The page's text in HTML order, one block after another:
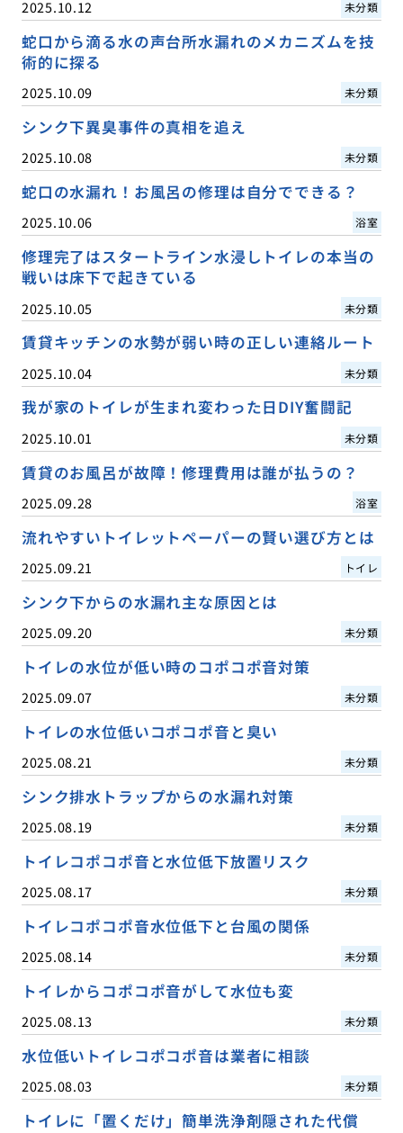
2025.10.12 未分類
蛇口から滴る水の声台所水漏れのメカニズムを技
術的に探る
2025.10.09 未分類
シンク下異臭事件の真相を追え
2025.10.08 未分類
蛇口の水漏れ！お風呂の修理は自分でできる？
2025.10.06 浴室
修理完了はスタートライン水浸しトイレの本当の
戦いは床下で起きている
2025.10.05 未分類
賃貸キッチンの水勢が弱い時の正しい連絡ルート
2025.10.04 未分類
我が家のトイレが生まれ変わった日DIY奮闘記
2025.10.01 未分類
賃貸のお風呂が故障！修理費用は誰が払うの？
2025.09.28 浴室
流れやすいトイレットペーパーの賢い選び方とは
2025.09.21 トイレ
シンク下からの水漏れ主な原因とは
2025.09.20 未分類
トイレの水位が低い時のコポコポ音対策
2025.09.07 未分類
トイレの水位低いコポコポ音と臭い
2025.08.21 未分類
シンク排水トラップからの水漏れ対策
2025.08.19 未分類
トイレコポコポ音と水位低下放置リスク
2025.08.17 未分類
トイレコポコポ音水位低下と台風の関係
2025.08.14 未分類
トイレからコポコポ音がして水位も変
2025.08.13 未分類
水位低いトイレコポコポ音は業者に相談
2025.08.03 未分類
トイレに「置くだけ」簡単洗浄剤隠された代償